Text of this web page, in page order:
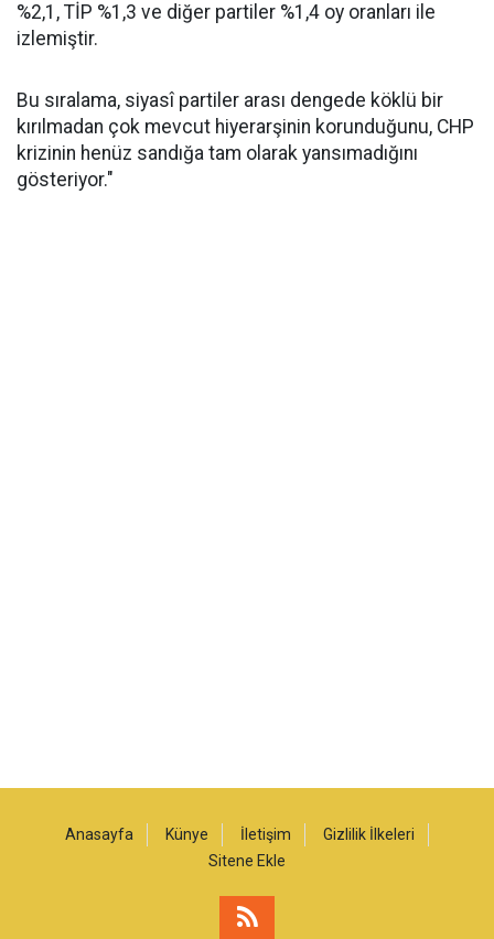
%2,1, TİP %1,3 ve diğer partiler %1,4 oy oranları ile
izlemiştir.
Bu sıralama, siyasî partiler arası dengede köklü bir
kırılmadan çok mevcut hiyerarşinin korunduğunu, CHP
krizinin henüz sandığa tam olarak yansımadığını
gösteriyor."
Anasayfa Künye İletişim
Gizlilik İlkeleri
Sitene Ekle